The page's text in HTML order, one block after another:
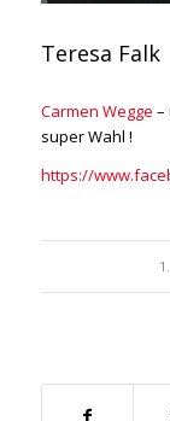
Teresa Falk
Carmen Wegge –
super Wahl !
https://
/